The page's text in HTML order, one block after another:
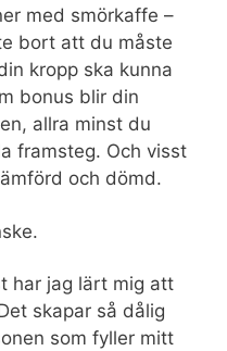
med smörkaffe –
bort att du måste
kropp ska kunna
bonus blir din
allra minst du
framsteg. Och visst
och dömd.
har jag lärt mig att
skapar så dålig
som fyller mitt